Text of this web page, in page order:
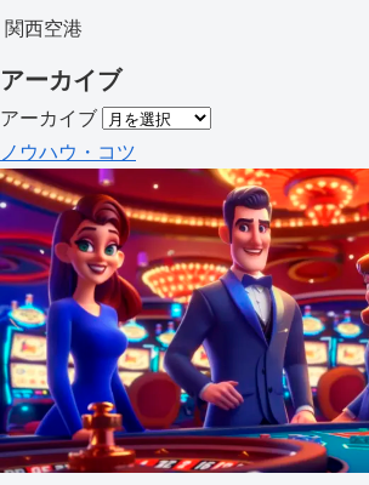
関西空港
アーカイブ
アーカイブ
ノウハウ・コツ